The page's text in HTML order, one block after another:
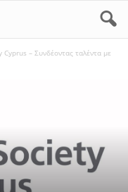
– Συνδέοντας ταλέντα με